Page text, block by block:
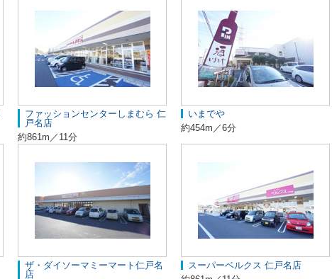
ファッションセンターしまむら 仁
戸名店
約861m／11分
いまでや
約454m／6分
ザ・ダイソーマミーマート仁戸名
店
スーパーベルクス 仁戸名店